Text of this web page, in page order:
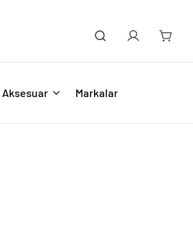
Aksesuar Markalar